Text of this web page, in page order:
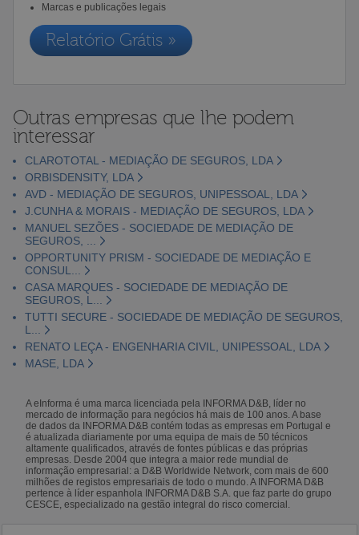
Marcas e publicações legais
Relatório Grátis »
Outras empresas que lhe podem
interessar
CLAROTOTAL - MEDIAÇÃO DE SEGUROS, LDA
ORBISDENSITY, LDA
AVD - MEDIAÇÃO DE SEGUROS, UNIPESSOAL, LDA
J.CUNHA & MORAIS - MEDIAÇÃO DE SEGUROS, LDA
MANUEL SEZÕES - SOCIEDADE DE MEDIAÇÃO DE
SEGUROS, ...
OPPORTUNITY PRISM - SOCIEDADE DE MEDIAÇÃO E
CONSUL...
CASA MARQUES - SOCIEDADE DE MEDIAÇÃO DE
SEGUROS, L...
TUTTI SECURE - SOCIEDADE DE MEDIAÇÃO DE SEGUROS,
L...
RENATO LEÇA - ENGENHARIA CIVIL, UNIPESSOAL, LDA
MASE, LDA
A eInforma é uma marca licenciada pela INFORMA D&B, líder no
mercado de informação para negócios há mais de 100 anos. A base
de dados da INFORMA D&B contém todas as empresas em Portugal e
é atualizada diariamente por uma equipa de mais de 50 técnicos
altamente qualificados, através de fontes públicas e das próprias
empresas. Desde 2004 que integra a maior rede mundial de
informação empresarial: a D&B Worldwide Network, com mais de 600
milhões de registos empresariais de todo o mundo. A INFORMA D&B
pertence à líder espanhola INFORMA D&B S.A. que faz parte do grupo
CESCE, especializado na gestão integral do risco comercial.